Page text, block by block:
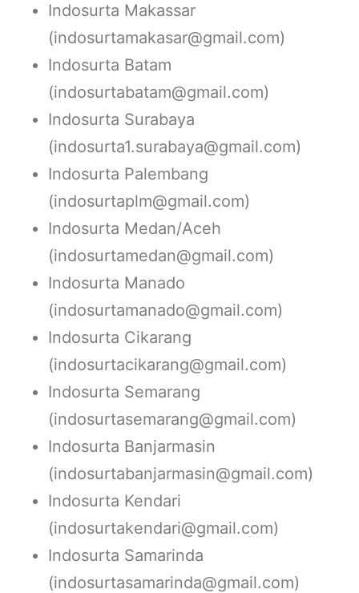
Indosurta Makassar
(indosurtamakasar@gmail.com)
Indosurta Batam
(indosurtabatam@gmail.com)
Indosurta Surabaya
(indosurta1.surabaya@gmail.com)
Indosurta Palembang
(indosurtaplm@gmail.com)
Indosurta Medan/Aceh
(indosurtamedan@gmail.com)
Indosurta Manado
(indosurtamanado@gmail.com)
Indosurta Cikarang
(indosurtacikarang@gmail.com)
Indosurta Semarang
(indosurtasemarang@gmail.com)
Indosurta Banjarmasin
(indosurtabanjarmasin@gmail.com)
Indosurta Kendari
(indosurtakendari@gmail.com)
Indosurta Samarinda
(indosurtasamarinda@gmail.com)